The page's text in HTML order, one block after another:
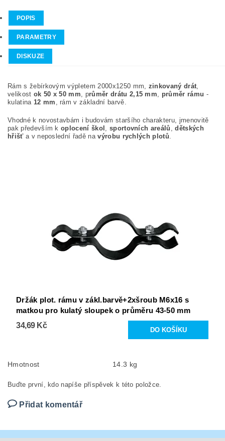
POPIS
PARAMETRY
DISKUZE
Rám s žebírkovým výpletem 2000x1250 mm, zinkovaný drát,
velikost ok 50 x 50 mm, průměr drátu 2,15 mm, průměr rámu -
kulatina 12 mm , rám v základní barvě.
Vhodné k novostavbám i budovám staršího charakteru, jmenovitě
pak především koplocení škol , sportovních areálů ,dětských
hřišťa v neposlední řadě navýrobu rychlých plotů.
Držák plot. rámu v zákl.barvě+2xšroub M6x16 s
matkou pro kulatý sloupek o průměru 43-50 mm
34,69 Kč
Hmotnost 14.3 kg
Buďte první, kdo napíše příspěvek k této položce.
Přidat komentář